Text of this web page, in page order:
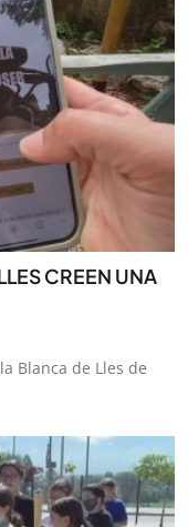
CREEN UNA
Blanca de Lles de
directament
i segueix